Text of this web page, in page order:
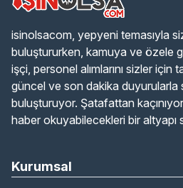
isinolsacom, yepyeni temasıyla
buluştururken, kamuya ve özele
işçi, personel alımlarını sizler için
güncel ve son dakika duyurularla
buluşturuyor. Şatafattan
haber okuyabilecekleri bir altyapı
Kurumsal